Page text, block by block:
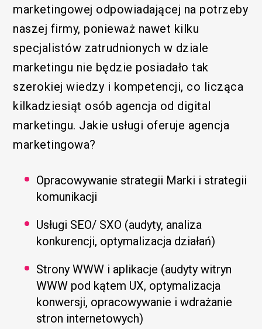
marketingowej odpowiadającej na potrzeby
naszej firmy, ponieważ nawet kilku
specjalistów zatrudnionych w dziale
marketingu nie będzie posiadało tak
szerokiej wiedzy i kompetencji, co licząca
kilkadziesiąt osób agencja od digital
marketingu. Jakie usługi oferuje agencja
marketingowa?
Opracowywanie strategii Marki i strategii
komunikacji
Usługi SEO/ SXO (audyty, analiza
konkurencji, optymalizacja działań)
Strony WWW i aplikacje (audyty witryn
WWW pod kątem UX, optymalizacja
konwersji, opracowywanie i wdrażanie
stron internetowych)